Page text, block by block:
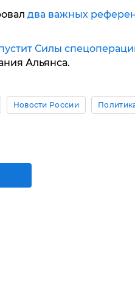
два важных
Силы
Альянса.
Новости России